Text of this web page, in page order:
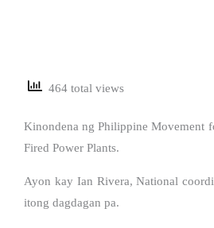
464 total views
Kinondena ng Philippine Movement
Fired Power Plants.
Ayon kay Ian Rivera, National
itong dagdagan pa.